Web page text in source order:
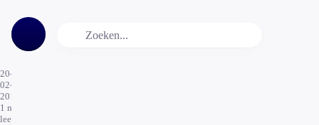
20-
02-
2016
1 min.
leestijd